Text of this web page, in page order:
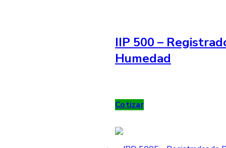
IIP 500 –
Humedad
Cotizar